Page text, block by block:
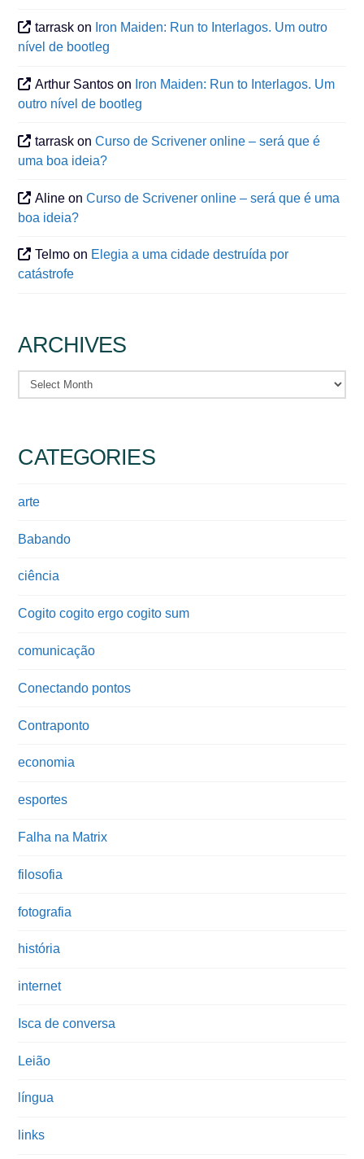
tarrask on Iron Maiden: Run to Interlagos. Um outro
nível de bootleg
Arthur Santos on Iron Maiden: Run to Interlagos. Um
outro nível de bootleg
tarrask onCurso de Scrivener online – será que é
uma boa ideia?
Aline onCurso de Scrivener online – será que é uma
boa ideia?
Telmo on Elegia a uma cidade destruída por
catástrofe
ARCHIVES
Archives
CATEGORIES
arte
Babando
ciência
Cogito cogito ergo cogito sum
comunicação
Conectando pontos
Contraponto
economia
esportes
Falha na Matrix
filosofia
fotografia
história
internet
Isca de conversa
Leião
língua
links